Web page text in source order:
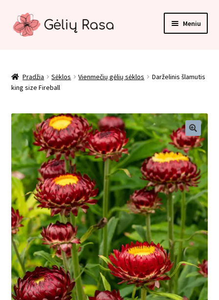
Pereiti
prie
Pereiti
prie
Meniu
Apmokėjimas
Kontaktai
Krepšelis
Paskyra
Pirkimo taisyklės
Privatumo politika
Tinklaraštis
Pradžia Sėklos Vienmečių gėlių sėklos
Darželinis šlamutis
king size Fireball